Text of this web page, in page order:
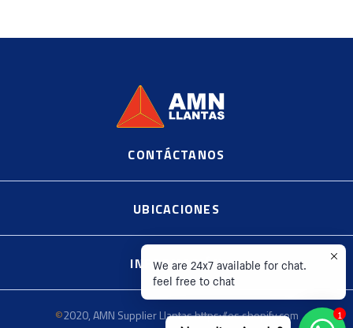
2020, AMN Supplier Llantas https://es.shopify.com
CONTÁCTANOS
UBICACIONES
INFORMACIÓN
©2020, AMN Supplier Llantas https://es.shopify.com
We are 24x7 available for chat.
feel free to chat
1